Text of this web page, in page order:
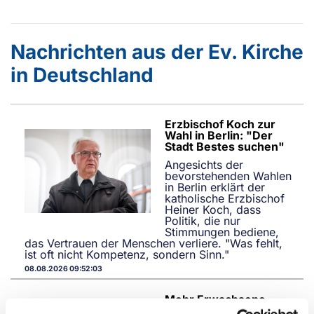
Nachrichten aus der Ev. Kirche
in Deutschland
Erzbischof Koch zur
Wahl in Berlin: "Der
Stadt Bestes suchen"
Angesichts der
bevorstehenden Wahlen
in Berlin erklärt der
katholische Erzbischof
Heiner Koch, dass
Politik, die nur
Stimmungen bediene,
das Vertrauen der Menschen verliere. "Was fehlt,
ist oft nicht Kompetenz, sondern Sinn."
08.08.2026 09:52:03
Mehr Erwachsene
ließen sich 2025